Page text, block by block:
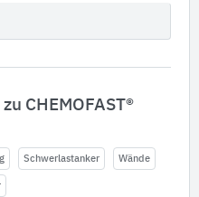
CHEMOFAST®
Schwerlastanker Wände